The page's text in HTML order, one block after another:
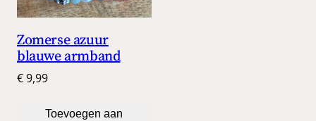
Zomerse azuur
blauwe armband
€9,99
Toevoegen aan